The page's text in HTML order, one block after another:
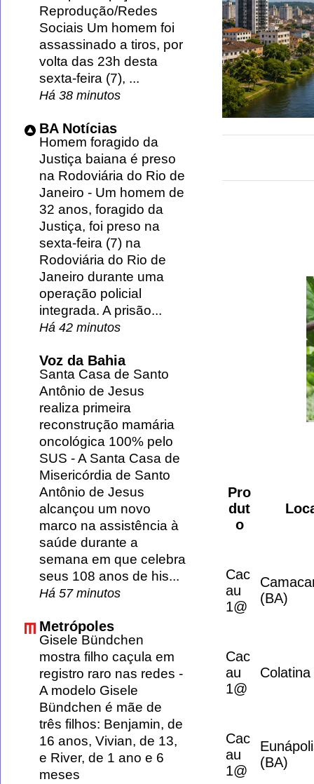
Pro
dut
o
Cac
au
1@
(BA)
Cac
au
1@
Cac
au
1@
(BA)
Reprodução/Redes
Sociais Um homem foi
assassinado a tiros, por
volta das 23h desta
sexta-feira (7), ...
Há 38 minutos
BA Notícias
Homem foragido da
Justiça baiana é preso
na Rodoviária do Rio de
Janeiro - Um homem de
32 anos, foragido da
Justiça, foi preso na
sexta-feira (7) na
Rodoviária do Rio de
Janeiro durante uma
operação policial
integrada. A prisão...
Há 42 minutos
Voz da Bahia
Santa Casa de Santo
Antônio de Jesus
realiza primeira
reconstrução mamária
oncológica 100% pelo
SUS -A Santa Casa de
Misericórdia de Santo
Antônio de Jesus
alcançou um novo
marco na assistência à
saúde durante a
semana em que celebra
seus 108 anos de his...
Há 57 minutos
Metrópoles
Gisele Bündchen
mostra filho caçula em
registro raro nas redes -
A modelo Gisele
Bündchen é mãe de
três filhos: Benjamin, de
16 anos, Vivian, de 13,
e River, de 1 ano e 6
meses